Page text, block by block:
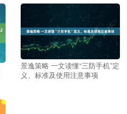
景逸策略 一文读懂“三防手机”定
义、标准及使用注意事项